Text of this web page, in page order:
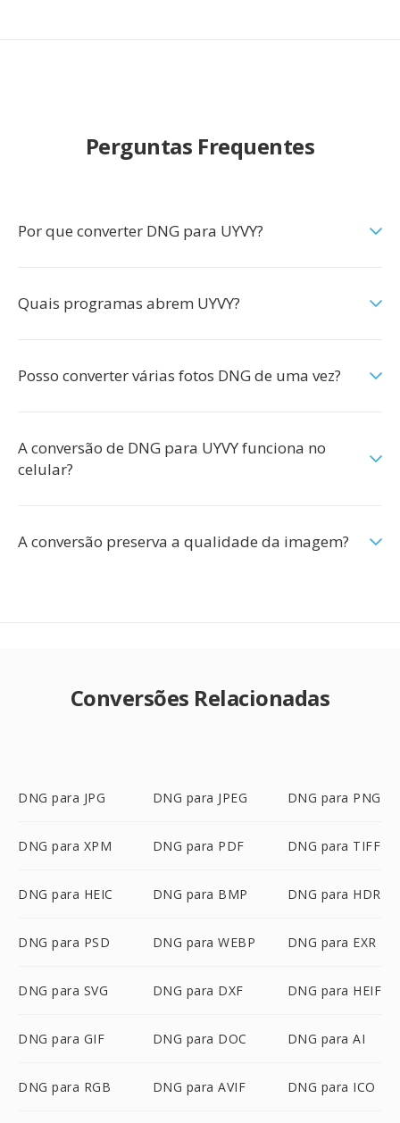
Perguntas Frequentes
Por que converter DNG para UYVY?
Quais programas abrem UYVY?
Posso converter várias fotos DNG de uma vez?
A conversão de DNG para UYVY funciona no
celular?
A conversão preserva a qualidade da imagem?
Conversões Relacionadas
DNG para JPG DNG para JPEG DNG para PNG
DNG para XPM DNG para PDF DNG para TIFF
DNG para HEIC DNG para BMP DNG para HDR
DNG para PSD DNG para WEBP DNG para EXR
DNG para SVG DNG para DXF DNG para HEIF
DNG para GIF DNG para DOC DNG para AI
DNG para RGB DNG para AVIF DNG para ICO